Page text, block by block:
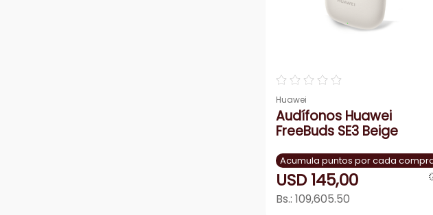
☆☆☆☆☆
Huawei
Audífonos Huawei
FreeBuds SE3 Beige
Acumula puntos por cada
USD 145,00
Bs.: 109,605.50